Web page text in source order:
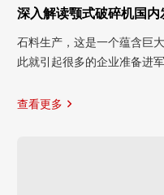
深入解读颚式破碎机国内
石料生产，这是一个蕴含巨
此就引起很多的企业准备进
查看更多